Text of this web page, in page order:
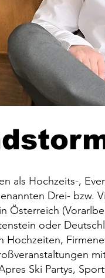
als Hochzeits-,
Drei- bzw.
Österreich
oder
Hochzeiten,
Ski Partys,